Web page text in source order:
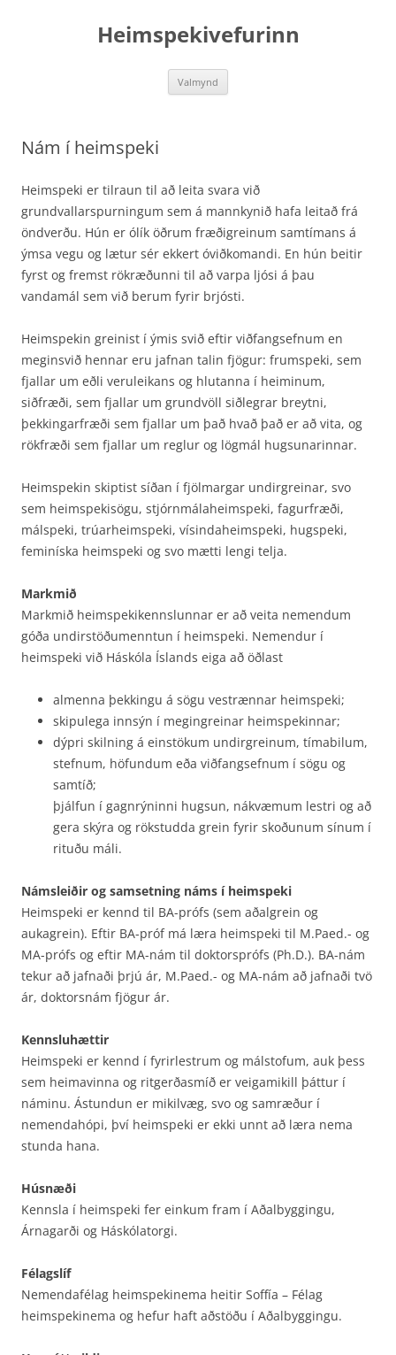
Heimspekivefurinn
Valmynd
Nám í heimspeki
Heimspeki er tilraun til að leita svara við
grundvallarspurningum sem á mannkynið hafa leitað frá
öndverðu. Hún er ólík öðrum fræðigreinum samtímans á
ýmsa vegu og lætur sér ekkert óviðkomandi. En hún beitir
fyrst og fremst rökræðunni til að varpa ljósi á þau
vandamál sem við berum fyrir brjósti.
Heimspekin greinist í ýmis svið eftir viðfangsefnum en
meginsvið hennar eru jafnan talin fjögur: frumspeki, sem
fjallar um eðli veruleikans og hlutanna í heiminum,
siðfræði, sem fjallar um grundvöll siðlegrar breytni,
þekkingarfræði sem fjallar um það hvað það er að vita, og
rökfræði sem fjallar um reglur og lögmál hugsunarinnar.
Heimspekin skiptist síðan í fjölmargar undirgreinar, svo
sem heimspekisögu, stjórnmálaheimspeki, fagurfræði,
málspeki, trúarheimspeki, vísindaheimspeki, hugspeki,
feminíska heimspeki og svo mætti lengi telja.
Markmið
Markmið heimspekikennslunnar er að veita nemendum
góða undirstöðumenntun í heimspeki. Nemendur í
heimspeki við Háskóla Íslands eiga að öðlast
almenna þekkingu á sögu vestrænnar heimspeki;
skipulega innsýn í megingreinar heimspekinnar;
dýpri skilning á einstökum undirgreinum, tímabilum,
stefnum, höfundum eða viðfangsefnum í sögu og
samtíð;
þjálfun í gagnrýninni hugsun, nákvæmum lestri og að
gera skýra og rökstudda grein fyrir skoðunum sínum í
rituðu máli.
Námsleiðir og samsetning náms í heimspeki
Heimspeki er kennd til BA-prófs (sem aðalgrein og
aukagrein). Eftir BA-próf má læra heimspeki til M.Paed.- og
MA-prófs og eftir MA-nám til doktorsprófs (Ph.D.). BA-nám
tekur að jafnaði þrjú ár, M.Paed.- og MA-nám að jafnaði tvö
ár, doktorsnám fjögur ár.
Kennsluhættir
Heimspeki er kennd í fyrirlestrum og málstofum, auk þess
sem heimavinna og ritgerðasmíð er veigamikill þáttur í
náminu. Ástundun er mikilvæg, svo og samræður í
nemendahópi, því heimspeki er ekki unnt að læra nema
stunda hana.
Húsnæði
Kennsla í heimspeki fer einkum fram í Aðalbyggingu,
Árnagarði og Háskólatorgi.
Félagslíf
Nemendafélag heimspekinema heitir Soffía – Félag
heimspekinema og hefur haft aðstöðu í Aðalbyggingu.